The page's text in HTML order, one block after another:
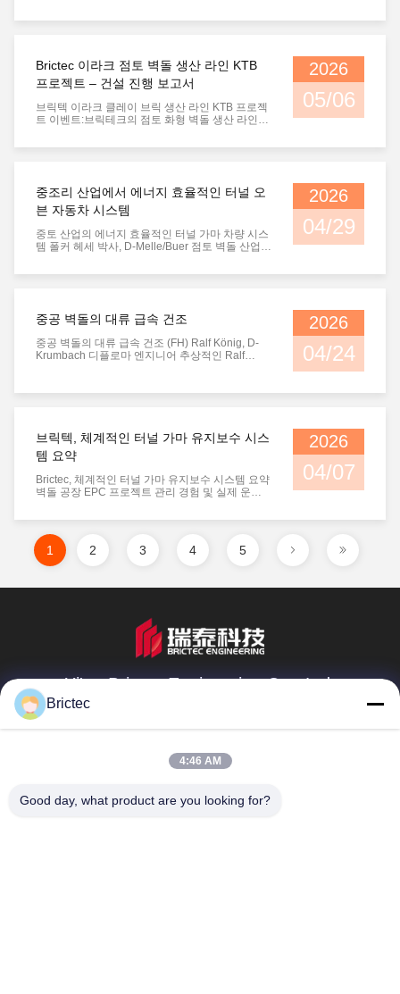
업은 생산 능력과 품질을 향상시키는 동시에 탄소
를 가지고 있지만, 특정 조건 하에서 홀리 벽돌은
고체 벽돌보다 느리게 불릴 수 있습니다.터널 오븐
의 실제 생산 경험을 바탕으로, 이 기사는 화재 선
행율에 영향을 미치는 핵심 요인을 깊이 분...
Brictec 이라크 점토 벽돌 생산 라인 KTB
프로젝트 – 건설 진행 보고서
브릭텍 이라크 클레이 브릭 생산 라인 KTB 프로젝
트 이벤트:브릭테크의 점토 화형 벽돌 생산 라인의
점토 벽돌, KTB 프로젝트 I. 재활용 저장소의 건설
은 일정하다, 매일 15m의 승강력으로 나머지 설치
작업은이 속도로 꾸준히 계속됩니다. II. 터널 오븐
건설 진행 터널 kiln 라인 2: 기존의 기초에 철도 설
치가 완전히 완...
2026
05/06
중조리 산업에서 에너지 효율적인 터널 오
븐 자동차 시스템
중토 산업의 에너지 효율적인 터널 가마 차량 시스
템 폴커 헤세 박사, D-Melle/Buer 점토 벽돌 산업에
및 지붕 타일 제조업체의 주요 주제였습니다. 이 기
인 가마 기술 개발의 관점에서 보면, 점토 제품에
성 장비를 지향하는 경향이 있으며, 보다 정확한 원
료 준비와 보다 균일한 ...
2026
04/29
중공 벽돌의 대류 급속 건조
중공 벽돌의 대류 급속 건조 (FH) Ralf König, D-
Krumbach 디플로마 엔지니어 추상적인 Ralf
신에 대한 준비성을 요구합니다. 이는 중점토 산업
는 체커 벽돌의 급속 건조 원리를 그래픽으로 설명
합니다. 오늘날의 급속한 산업 발전으로 인해 모든
기업은 각자의 상황에 따라 최대한의 유연성과 속
2026
04/24
브릭텍, 체계적인 터널 가마 유지보수 시스
템 요약
Brictec, 체계적인 터널 가마 유지보수 시스템 요약
벽돌 공장 EPC 프로젝트 관리 경험 및 실제 운영
수는 결코 가마 차량, 팬, 버너, 고온 베어링 등에 국
계 유지보수 시스템 및 자동 제어 시스템을 통합하
는 포괄적인 유지보수 시스템입니다.벽돌 공장의
일상 운영 및 관리에서 체계적인 유지보수는 정상
2026
04/07
1 2 3 4 5
Xi'an Brictec Engineering Co., Ltd.
86--18182622677
Brictec
4:46 AM
Good day, what product are you looking for?